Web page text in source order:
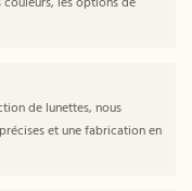
de lunettes, nous
et une fabrication en